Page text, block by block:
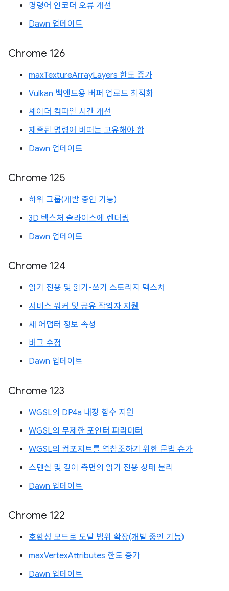
명령어 인코더 오류 개선
Dawn 업데이트
Chrome 126
maxTextureArrayLayers 한도 증가
Vulkan 백엔드용 버퍼 업로드 최적화
셰이더 컴파일 시간 개선
제출된 명령어 버퍼는 고유해야 함
Dawn 업데이트
Chrome 125
하위 그룹(개발 중인 기능)
3D 텍스처 슬라이스에 렌더링
Dawn 업데이트
Chrome 124
읽기 전용 및 읽기-쓰기 스토리지 텍스처
서비스 워커 및 공유 작업자 지원
새 어댑터 정보 속성
버그 수정
Dawn 업데이트
Chrome 123
WGSL의 DP4a 내장 함수 지원
WGSL의 무제한 포인터 파라미터
WGSL의 컴포지트를 역참조하기 위한 문법 슈가
스텐실 및 깊이 측면의 읽기 전용 상태 분리
Dawn 업데이트
Chrome 122
호환성 모드로 도달 범위 확장(개발 중인 기능)
maxVertexAttributes 한도 증가
Dawn 업데이트